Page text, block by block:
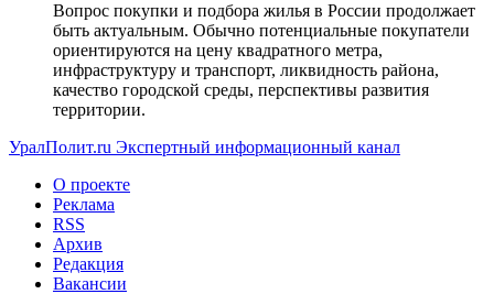
Вопрос покупки и подбора жилья в России продолжает
быть актуальным. Обычно потенциальные покупатели
ориентируются на цену квадратного метра,
инфраструктуру и транспорт, ликвидность района,
качество городской среды, перспективы развития
территории.
УралПолит.ru Экспертный информационный канал
О проекте
Реклама
RSS
Архив
Редакция
Вакансии